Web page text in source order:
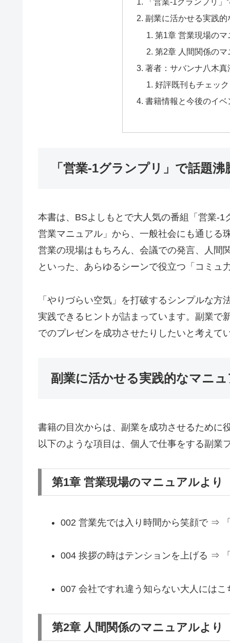
副業に活かせる実践的
第1章 営業現場の
第2章 人間関係の
著者：サバンナ八木
好評既刊もチェッ
書籍情報と今後のイベ
「営業-1グランプリ」で話題
本書は、BSよしもとで大人気の番組「営業-
営業マニュアル」から、一般社会にも通じる
営業の現場はもちろん、会議での発言、人間
といった、あらゆるシーンで役立つ「コミュ
「やりづらい空気」を打破するシンプルな
実践できるヒントが詰まっています。副業で
でのプレゼンを成功させたりしたいと考えて
副業に活かせる実践的なマニ
書籍の目次からは、副業を成功させるために
以下のような項目は、個人で仕事をする副業
第1章 営業現場のマニュアルより
002 営業先では入り時間から笑顔で ⇒
004 挨拶の時はテンションを上げる ⇒
007 会社ですれ違う知らない大人には
第2章 人間関係のマニュアルより